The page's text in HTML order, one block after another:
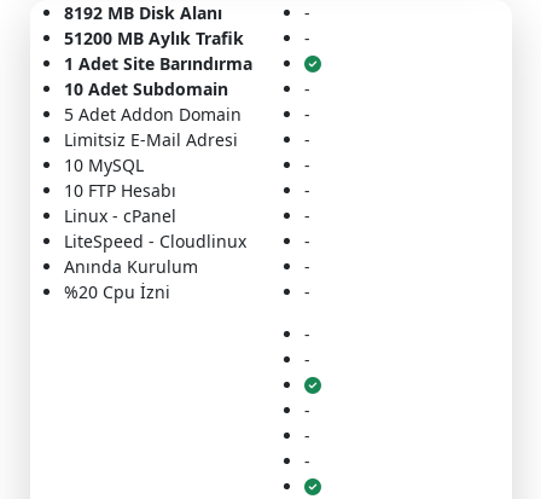
8192 MB Disk Alanı
51200 MB Aylık Trafik
1 Adet Site Barındırma
10 Adet Subdomain
5 Adet Addon Domain
Limitsiz E-Mail Adresi
10 MySQL
10 FTP Hesabı
Linux - cPanel
LiteSpeed - Cloudlinux
Anında Kurulum
%20 Cpu İzni
-
-
-
-
-
-
-
-
-
-
-
-
-
-
-
-